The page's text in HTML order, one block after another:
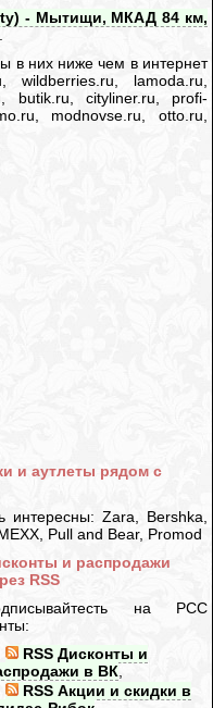
- Мытищи, МКАД 84 км,
.
в них ниже чем в интернет
wildberries.ru, lamoda.ru,
butik.ru, cityliner.ru, profi-
modnovse.ru, otto.ru,
и аутлеты рядом с
интересны: Zara, Bershka,
Pull and Bear, Promod
и распродажи
RSS
на РСС
RSS Дисконты и
в ВК
RSS Акции и скидки в